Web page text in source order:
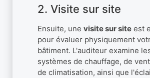
2. Visite sur site
Ensuite, une visite sur site est
pour évaluer physiquement
bâtiment. L'auditeur examine
systèmes de chauffage, de
de climatisation, ainsi que